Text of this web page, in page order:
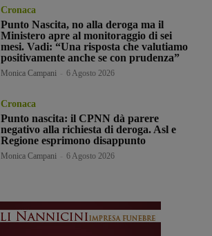
Cronaca
Punto Nascita, no alla deroga ma il
Ministero apre al monitoraggio di sei
mesi. Vadi: “Una risposta che valutiamo
positivamente anche se con prudenza”
Monica Campani 6 Agosto 2026
Cronaca
Punto nascita: il CPNN dà parere
negativo alla richiesta di deroga. Asl e
Regione esprimono disappunto
Monica Campani 6 Agosto 2026